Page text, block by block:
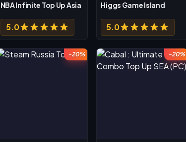
NBA Infinite Top Up Asia
5.0
Higgs Game Island
5.0
-20% -20%